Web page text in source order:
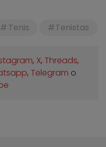
Tenis Tenistas
, X, Threads,
, Telegram o